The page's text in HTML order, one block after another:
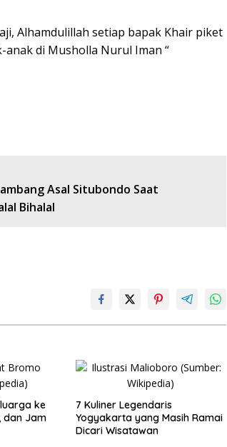
Alhamdulillah setiap bapak Khair piket
anak di Musholla Nurul Iman “
Asal Situbondo Saat
Bihalal
ke
dan Jam
7 Kuliner Legendaris
Yogyakarta yang Masih Ramai
Dicari Wisatawan